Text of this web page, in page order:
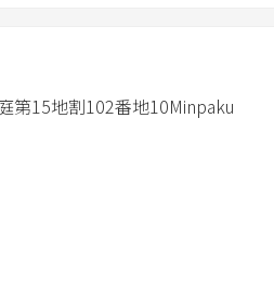
れの場合 ¥550
第15地割102番地10Minpaku